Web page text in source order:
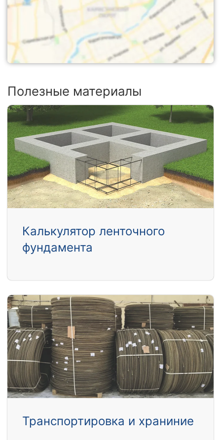
Полезные материалы
Калькулятор ленточного
фундамента
Транспортировка и храниние